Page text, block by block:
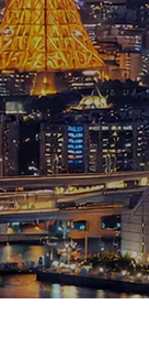
大大会・五輪